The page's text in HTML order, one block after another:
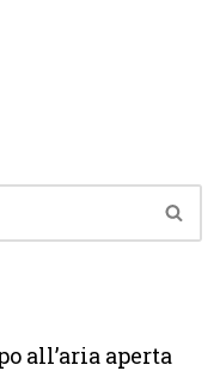
all’aria aperta